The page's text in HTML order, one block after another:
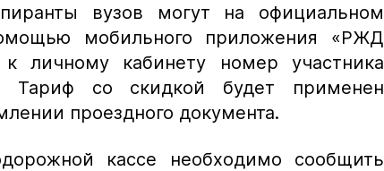
вузов могут на официальном
мобильного приложения «РЖД
личному кабинету номер участника
Тариф со скидкой будет применен
проездного документа.
кассе необходимо сообщить